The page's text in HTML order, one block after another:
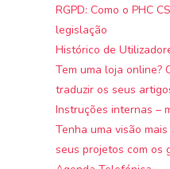
RGPD: Como o PHC
legislação
Histórico de
Tem uma loja online?
traduzir os seus
Instruções internas –
Tenha uma visão
seus projetos com os